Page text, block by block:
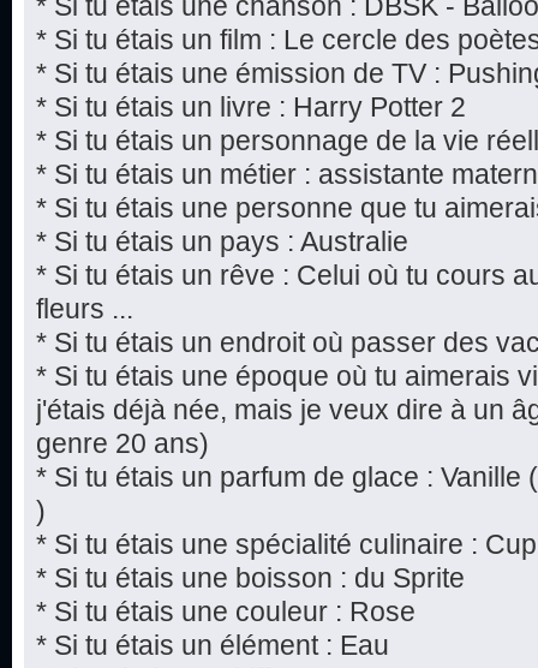
* Si tu étais un film : Le cercle des
* Si tu étais une émission de TV :
* Si tu étais un livre : Harry Potter 2
* Si tu étais un personnage de la vie
* Si tu étais un métier : assistante
* Si tu étais une personne que tu
* Si tu étais un pays : Australie
* Si tu étais un rêve : Celui où tu cours
fleurs ...
* Si tu étais un endroit où passer des
* Si tu étais une époque où tu aimerais
j'étais déjà née, mais je veux dire à un
genre 20 ans)
* Si tu étais un parfum de glace : Vanille
)
* Si tu étais une spécialité culinaire :
* Si tu étais une boisson : du Sprite
* Si tu étais une couleur : Rose
* Si tu étais un élément : Eau